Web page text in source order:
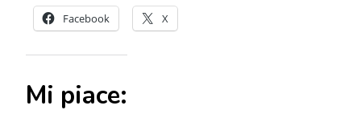
Facebook X
Mi piace: